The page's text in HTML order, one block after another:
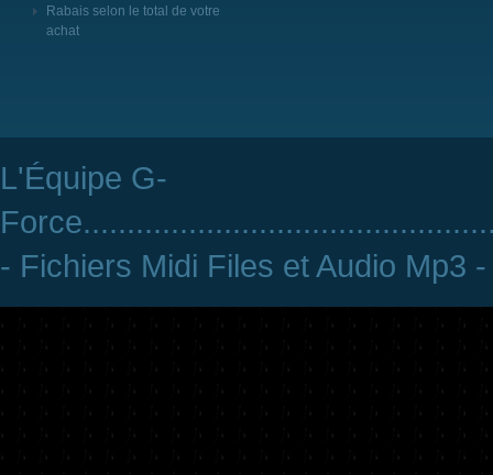
Rabais selon le total de votre
achat
L'Équipe G-
Force
- Fichiers Midi Files et Audio Mp3